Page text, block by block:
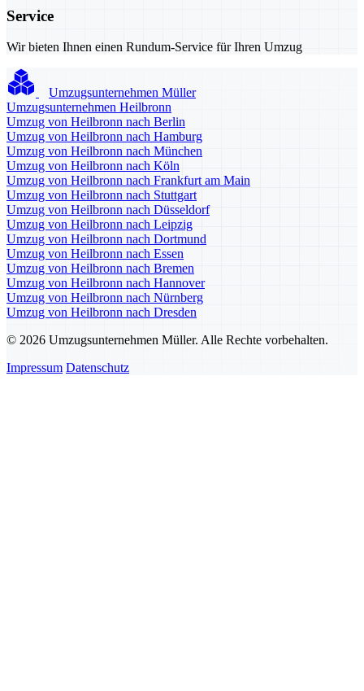
Service
Wir bieten Ihnen einen Rundum-Service für Ihren Umzug
Umzugsunternehmen Müller
Umzugsunternehmen Heilbronn
Umzug von Heilbronn nach Berlin
Umzug von Heilbronn nach Hamburg
Umzug von Heilbronn nach München
Umzug von Heilbronn nach Köln
Umzug von Heilbronn nach Frankfurt am Main
Umzug von Heilbronn nach Stuttgart
Umzug von Heilbronn nach Düsseldorf
Umzug von Heilbronn nach Leipzig
Umzug von Heilbronn nach Dortmund
Umzug von Heilbronn nach Essen
Umzug von Heilbronn nach Bremen
Umzug von Heilbronn nach Hannover
Umzug von Heilbronn nach Nürnberg
Umzug von Heilbronn nach Dresden
© 2026 Umzugsunternehmen Müller. Alle Rechte vorbehalten.
Impressum Datenschutz